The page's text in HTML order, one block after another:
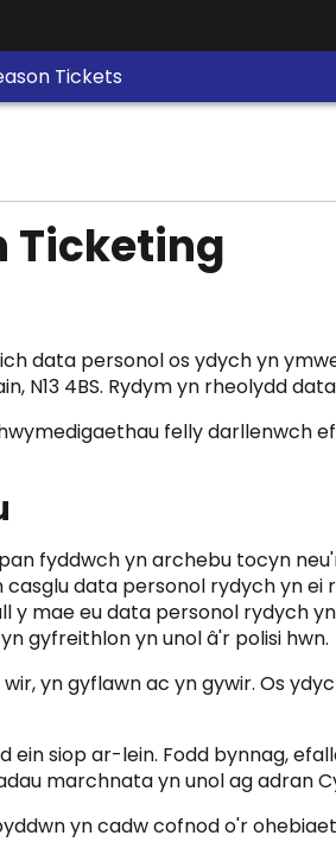
Tickets
Ticketing
data personol os ydych yn
N13 4BS. Rydym yn rheolydd
felly darllenwch
fyddwch yn archebu tocyn
data personol rydych yn ei
y mae eu data personol rydych
gyfreithlon yn unol â'r polisi hwn.
yn gyflawn ac yn gywir. Os
ein siop ar-lein. Fodd bynnag,
marchnata yn unol ag adran
yn cadw cofnod o'r